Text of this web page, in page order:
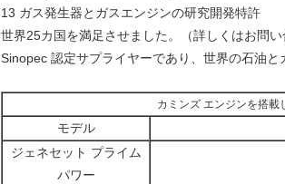
13 ガス発生器とガスエンジンの研究開発特許
世界25カ国を満足させました。（詳しくはお問い
Sinopec 認定サプライヤーであり、世界の石油と
カミンズ エンジンを搭載
モデル
ジェネセット プライム
パワー